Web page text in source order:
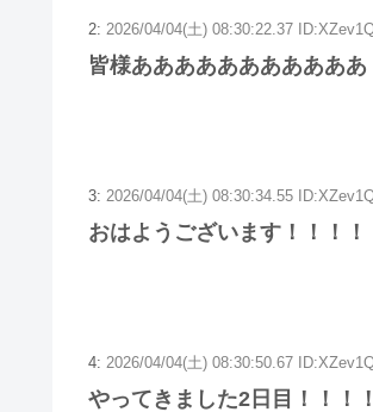
2: 2026/04/04(土) 08:30:22.37
皆様ああああああああああ
3: 2026/04/04(土) 08:30:34.55
おはようございます！！！！
4: 2026/04/04(土) 08:30:50.67
やってきました2日目！！！